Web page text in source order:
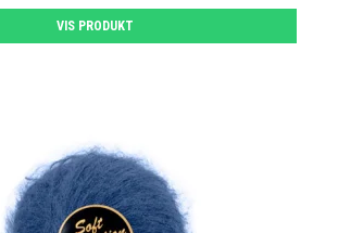
VIS PRODUKT